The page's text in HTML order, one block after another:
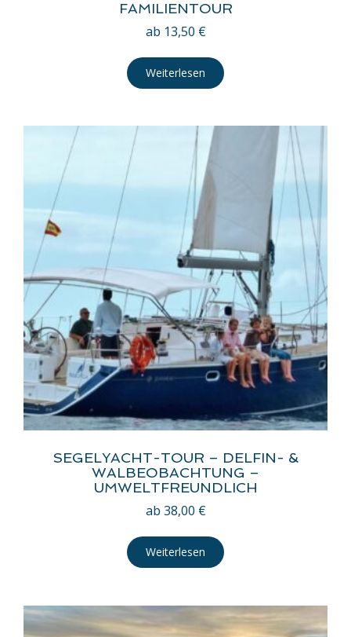
FAMILIENTOUR
ab 13,50 €
Weiterlesen
SEGELYACHT-TOUR – DELFIN- &
WALBEOBACHTUNG –
UMWELTFREUNDLICH
ab 38,00 €
Weiterlesen